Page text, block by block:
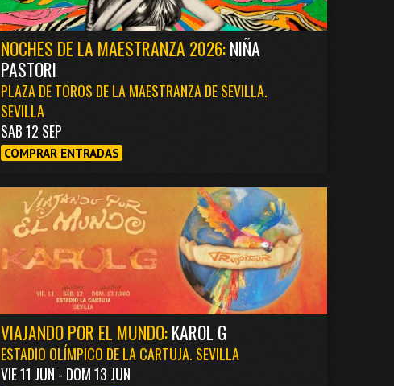
NOCHES DE LA MAESTRANZA 2026:NIÑA
PASTORI
PLAZA DE TOROS DE LA MAESTRANZA DE SEVILLA.
SEVILLA
SAB 12 SEP
COMPRAR ENTRADAS
VIAJANDO POR EL MUNDO:KAROL G
ESTADIO OLÍMPICO DE LA CARTUJA. SEVILLA
VIE 11 JUN - DOM 13 JUN